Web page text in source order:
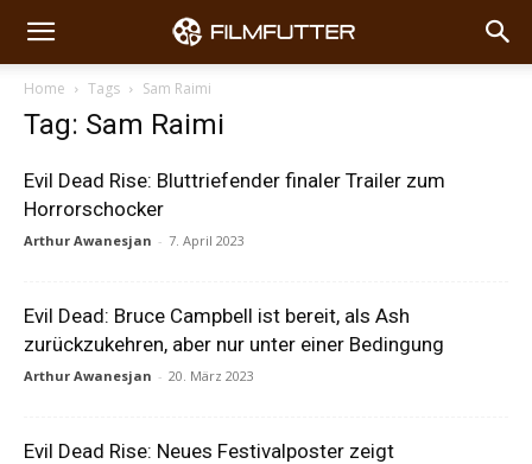
Home Tags Sam Raimi
Tag: Sam Raimi
Evil Dead Rise: Bluttriefender finaler Trailer zum
Horrorschocker
Arthur Awanesjan - 7. April 2023
Evil Dead: Bruce Campbell ist bereit, als Ash
zurückzukehren, aber nur unter einer Bedingung
Arthur Awanesjan - 20. März 2023
Evil Dead Rise: Neues Festivalposter zeigt